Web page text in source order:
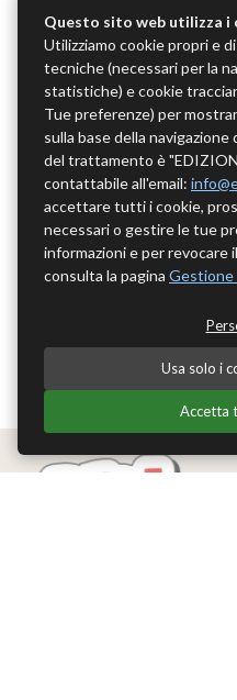
Questo sito web utilizza i
Utilizziamo cookie propri e
tecniche (necessari per la
statistiche) e cookie
Tue preferenze) per
sulla base della
del trattamento è
contattabile all'email:
accettare tutti i cookie,
necessari o gestire le tue
informazioni e per revocare
consulta la pagina Gestione
Usa solo i
Accetta